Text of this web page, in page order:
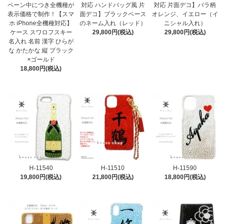
ペーン中につき全機種が
表示価格で制作！【スマ
ホ iPhone全機種対応】
ケース スワロフスキー
名入れ 名前 漢字 ひらが
な かたかな 縦 ブラック
×ゴールド
18,800円(税込)
対応 ハンドバッグ風 片
面デコ】ブラックベース
のネーム入れ（レッド）
29,800円(税込)
対応 片面デコ】バラ柄
オレンジ、イエロー（イ
ニシャル入れ）
29,800円(税込)
H-11540
19,800円(税込)
H-11510
21,800円(税込)
H-11590
18,800円(税込)